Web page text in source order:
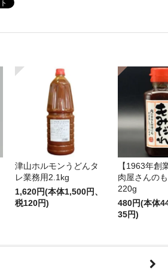
津山ホルモンうどんタ
レ業務用2.1kg
1,620円(本体1,500円、
税120円)
【1963年創
肉屋さんの
220g
480円(本体
35円)